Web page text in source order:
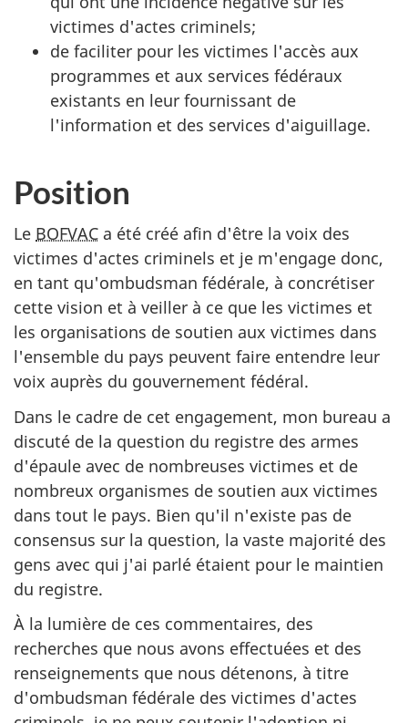
victimes d'actes criminels;
de faciliter pour les victimes l'accès aux
programmes et aux services fédéraux
existants en leur fournissant de
l'information et des services d'aiguillage.
Position
Le BOFVAC a été créé afin d'être la voix des
victimes d'actes criminels et je m'engage donc,
en tant qu'ombudsman fédérale, à concrétiser
cette vision et à veiller à ce que les victimes et
les organisations de soutien aux victimes dans
l'ensemble du pays peuvent faire entendre leur
voix auprès du gouvernement fédéral.
Dans le cadre de cet engagement, mon bureau a
discuté de la question du registre des armes
d'épaule avec de nombreuses victimes et de
nombreux organismes de soutien aux victimes
dans tout le pays. Bien qu'il n'existe pas de
consensus sur la question, la vaste majorité des
gens avec qui j'ai parlé étaient pour le maintien
du registre.
À la lumière de ces commentaires, des
recherches que nous avons effectuées et des
renseignements que nous détenons, à titre
d'ombudsman fédérale des victimes d'actes